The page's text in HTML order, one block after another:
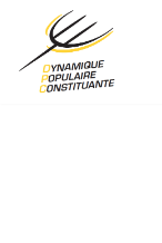
Aller
contenu